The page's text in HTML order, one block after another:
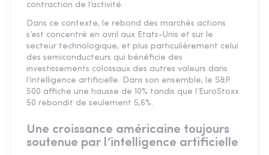
contraction de l’activité.
Dans ce contexte, le rebond des marchés actions
s’est concentré en avril aux Etats-Unis et sur le
secteur technologique, et plus particulièrement celui
des semiconducteurs qui bénéficie des
investissements colossaux des autres valeurs dans
l’intelligence artificielle. Dans son ensemble, le S&P
500 affiche une hausse de 10% tandis que l’EuroStoxx
50 rebondit de seulement 5,6%.
Une croissance américaine toujours
soutenue par l’intelligence artificielle